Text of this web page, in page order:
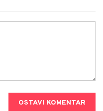
OSTAVI KOMENTAR